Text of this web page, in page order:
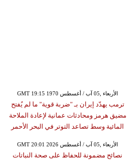
GMT 19:15 1970 الأربعاء ,05 آب / أغسطس
ترمب يهدّد إيران بـ "ضربة قوية" ما لم يُفتح
مضيق هرمز ومحادثات عمانية لإعادة الملاحة
المائية وسط تصاعد التوتر في البحر الأحمر
GMT 20:01 2026 الأربعاء ,05 آب / أغسطس
نصائح مضمونة للحفاظ على صحة النباتات